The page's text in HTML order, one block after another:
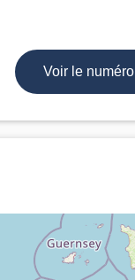
Voir le numéro